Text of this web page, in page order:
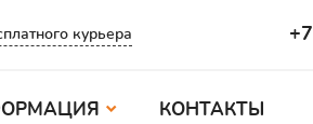
курьера
КОНТАКТЫ